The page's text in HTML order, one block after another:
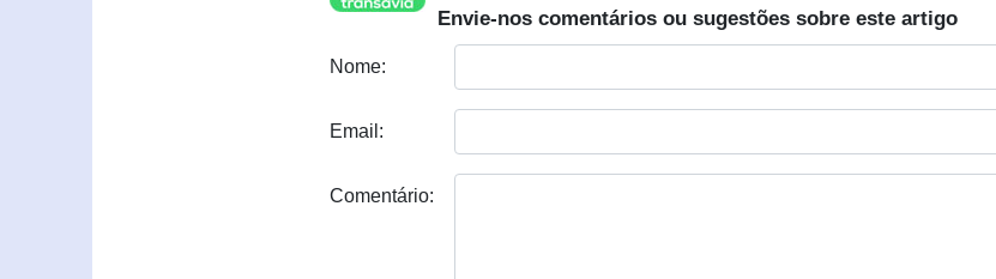
Envie-nos comentários ou sugestões sobre este artigo
Nome:
Email:
Comentário: